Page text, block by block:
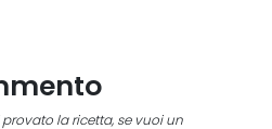
la ricetta, se vuoi un